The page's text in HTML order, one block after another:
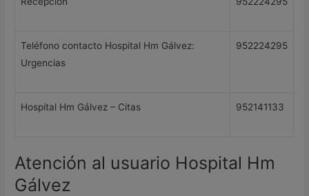
Teléfono contacto Hospital Hm Gálvez:
Urgencias
952224295
Hospital Hm Gálvez – Citas 952141133
Atención al usuario Hospital Hm
Gálvez